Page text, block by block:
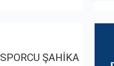
ŞAHİKA